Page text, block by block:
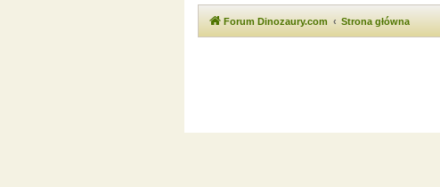
Forum Dinozaury.com Strona główna